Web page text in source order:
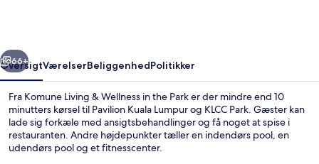
Park
Næste
66+
OversigtVærelserBeliggenhedPolitikker
Fra Komune Living & Wellness in the Park er der mindre end 10
minutters kørsel til Pavilion Kuala Lumpur og KLCC Park. Gæster kan
lade sig forkæle med ansigtsbehandlinger og få noget at spise i
restauranten. Andre højdepunkter tæller en indendørs pool, en
udendørs pool og et fitnesscenter.